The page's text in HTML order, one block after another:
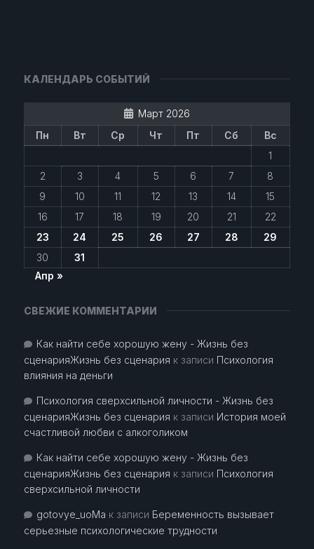
КАЛЕНДАРЬ СОБЫТИЙ
Март 2026
Пн
Вт Ср Чт Пт Сб
Вс
1
2
3 4 5 6 7
8
9
10 11 12 13 14
15
16
17 18 19 20 21
22
23
24 25 26 27 28
29
30
31
Апр »
СВЕЖИЕ КОММЕНТАРИИ
Как найти себе хорошую жену - Жизнь без
сценарияЖизнь без сценария к записи Психология
влияния на деньги
Психология сверхсильной личности - Жизнь без
сценарияЖизнь без сценария к записи История моей
счастливой любви с алкоголиком
Как найти себе хорошую жену - Жизнь без
сценарияЖизнь без сценария к записи Психология
сверхсильной личности
gotovye_uoMa к записи Беременность вызывает
серьезные психологические трудности